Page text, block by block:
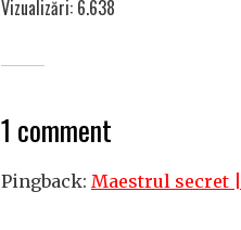
Vizualizări: 6.638
1 comment
Pingback: Maestrul secret